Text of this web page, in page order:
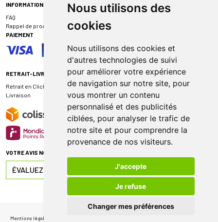
Nous utilisons des
cookies
Nous utilisons des cookies et
d'autres technologies de suivi
pour améliorer votre expérience
de navigation sur notre site, pour
vous montrer un contenu
personnalisé et des publicités
ciblées, pour analyser le trafic de
notre site et pour comprendre la
provenance de nos visiteurs.
J'accepte
Je refuse
Changer mes préférences
INFORMATIONS
FAQ
Rappel de produit
PAIEMENT
RETRAIT-LIVRAISON
Retrait en Click & Collect
Livraison
VOTRE AVIS NOUS INTÉRESSE
ÉVALUEZ-NOUS SUR
Mentions légales